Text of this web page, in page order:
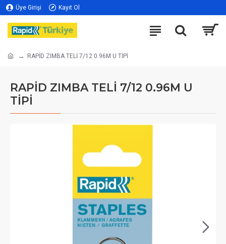
Üye Girişi Kayıt Ol
RAPİD ZIMBA TELİ 7/12 0.96M U TİPİ
RAPİD ZIMBA TELİ 7/12 0.96M U
TİPİ